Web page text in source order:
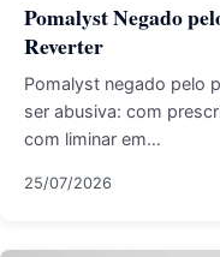
Pomalyst Negado
Reverter
Pomalyst negado pelo
ser abusiva: com
com liminar em…
25/07/2026